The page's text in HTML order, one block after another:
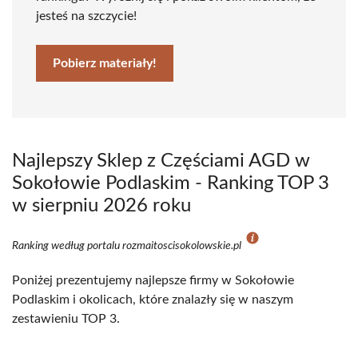
jesteś na szczycie!
Pobierz materiały!
Najlepszy Sklep z Częściami AGD w
Sokołowie Podlaskim - Ranking TOP 3
w sierpniu 2026 roku
Ranking według portalu rozmaitoscisokolowskie.pl
Poniżej prezentujemy najlepsze firmy w Sokołowie
Podlaskim i okolicach, które znalazły się w naszym
zestawieniu TOP 3.